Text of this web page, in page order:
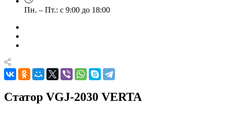
Пн. – Пт.: с 9:00 до 18:00
Статор VGJ-2030 VERTA